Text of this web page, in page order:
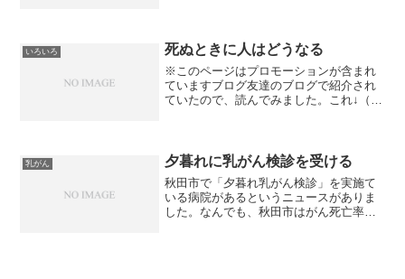
撮って、その画像...
いろいろ 死ぬときに人はどうなる
※このページはプロモーションが含まれ
ていますブログ友達のブログで紹介され
ていたので、読んでみました。これ↓（広
無...
乳がん 夕暮れに乳がん検診を受ける
秋田市で「夕暮れ乳がん検診」を実施て
いる病院があるというニュースがありま
した。なんでも、秋田市はがん死亡率が